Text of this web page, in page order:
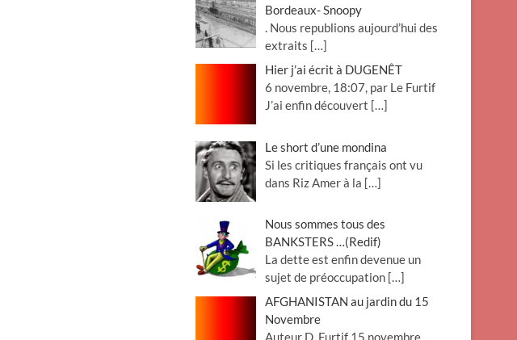
Bordeaux- Snoopy
. Nous republions aujourd’hui des
extraits […]
Hier j’ai écrit à DUGENÊT
6 novembre, 18:07, par Le Furtif
J’ai enfin découvert […]
Le short d’une mondina
Si les critiques français ont vu
dans Riz Amer à la […]
Nous sommes tous des
BANKSTERS …(Redif)
La dette est enfin devenue un
sujet de préoccupation […]
AFGHANISTAN au jardin du 15
Novembre
Auteur D. Furtif 15 novembre